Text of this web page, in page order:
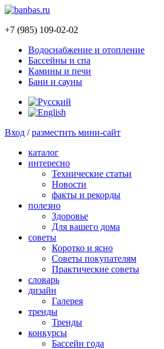
+7 (985) 109-02-02
Водоснабжение и отопление
Бассейны и спа
Камины и печи
Бани и сауны
Вход /разместить мини-сайт
каталог
интересно
Технические статьи
Новости
факты и рекорды
полезно
Здоровье
Для вашего дома
советы
Коротко и ясно
Советы покупателям
Практические советы
словарь
дизайн
Галерея
тренды
Тренды
конкурсы
Бассейн года